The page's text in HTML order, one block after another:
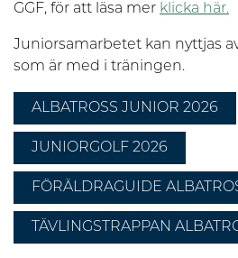
GGF, för att läsa mer klicka här.
Juniorsamarbetet kan nyttjas
som är med i träningen.
ALBATROSS JUNIOR 2026
JUNIORGOLF 2026
FÖRÄLDRAGUIDE
TÄVLINGSTRAPPAN